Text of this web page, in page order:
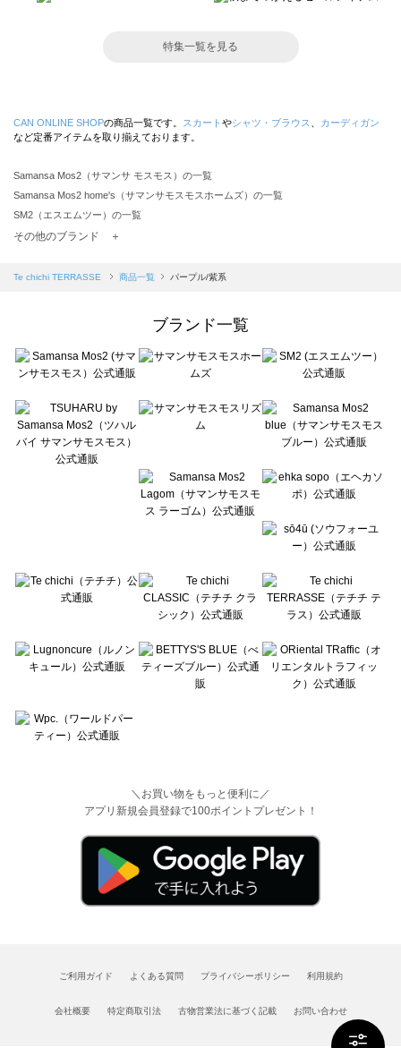
特集一覧を見る
CAN ONLINE SHOPの商品一覧です。 スカート やシャツ・ブラウス
カーディガン
など定番アイテムを取り揃えております。
Samansa Mos2（サマンサ モスモス）の一覧
Samansa Mos2 home's（サマンサモスモスホームズ）の一覧
SM2（エスエムツー）の一覧
TSUHARU by Samansa Mos2（ツハルバイサマンサモスモス）の一覧
Samansa Mos2 blue（サマンサモスモス ブルー）の一覧
Te chichi（テチチ）の一覧
Te chichi CLASSIC（テチチ クラシック）の一覧
Lugnoncure（ルノンキュール）の一覧
BETTY'S BLUE（べティーズブルー）の一覧
Wpc.（ワールドパーティー）の一覧
その他のブランド ＋
Te chichi TERRASSE 商品一覧 パープル/紫系
ブランド一覧
＼お買い物をもっと便利に／
アプリ新規会員登録で100ポイントプレゼント！
ご利用ガイド よくある質問 プライバシーポリシー 利用規約
会社概要 特定商取引法 古物営業法に基づく記載 お問い合わせ